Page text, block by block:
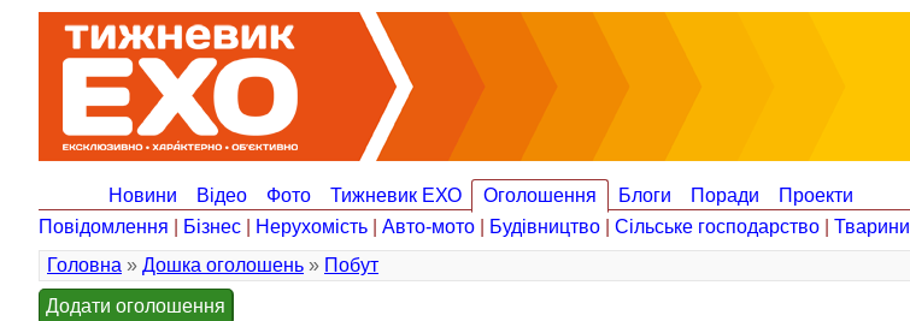
Новини Відео Фото Тижневик ЕХО Оголошення Блоги Поради
Проекти
Повідомлення
Бізнес Нерухомість Авто-мото Будівництво Сільське господарство Тварини
Головна » Дошка оголошень » Побут
Додати оголошення